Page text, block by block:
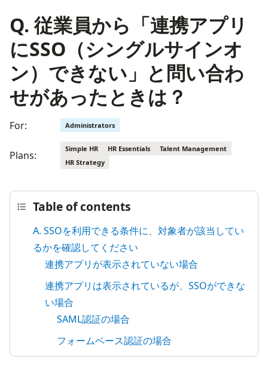
Q. 従業員から「連携アプリ
にSSO（シングルサインオ
ン）できない」と問い合わ
せがあったときは？
For: Administrators
Plans:
Simple HR HR Essentials
Talent Management
HR Strategy
Table of contents
A. SSOを利用できる条件に、対象者が該当してい
るかを確認してください
連携アプリが表示されていない場合
連携アプリは表示されているが、SSOができな
い場合
SAML認証の場合
フォームベース認証の場合